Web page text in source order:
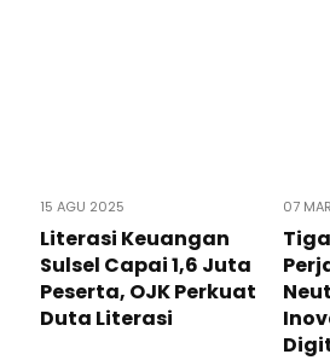
15 AGU 2025
Literasi Keuangan
Sulsel Capai 1,6 Juta
Peserta, OJK Perkuat
Duta Literasi
07